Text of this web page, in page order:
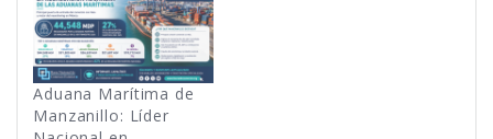
Aduana Marítima de
Manzanillo: Líder